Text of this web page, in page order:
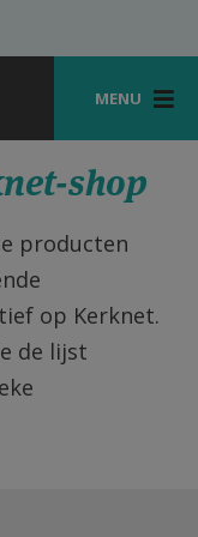
MENU
shop
producten
op Kerknet.
de lijst